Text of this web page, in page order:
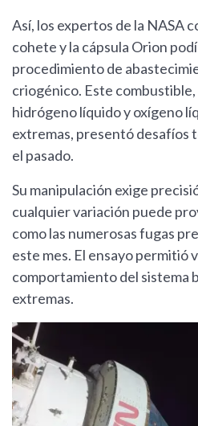
Así, los expertos de la NASA
cohete y la cápsula Orion
procedimiento de
criogénico. Este
hidrógeno líquido y oxígeno
extremas, presentó desafíos
el pasado.
Su manipulación exige
cualquier variación puede
como las numerosas fugas
este mes. El ensayo permitió
comportamiento del sistema
extremas.